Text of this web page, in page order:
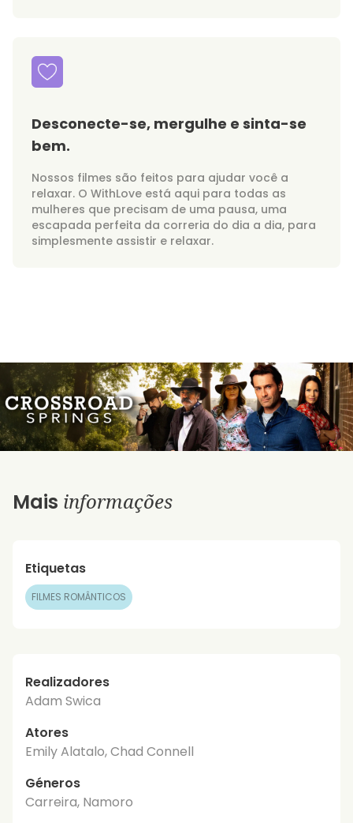
Desconecte-se, mergulhe e sinta-se
bem.
Nossos filmes são feitos para ajudar você a
relaxar. O WithLove está aqui para todas as
mulheres que precisam de uma pausa, uma
escapada perfeita da correria do dia a dia, para
simplesmente assistir e relaxar.
Mais informações
Etiquetas
FILMES ROMÂNTICOS
Realizadores
Adam Swica
Atores
Emily Alatalo, Chad Connell
Géneros
Carreira, Namoro